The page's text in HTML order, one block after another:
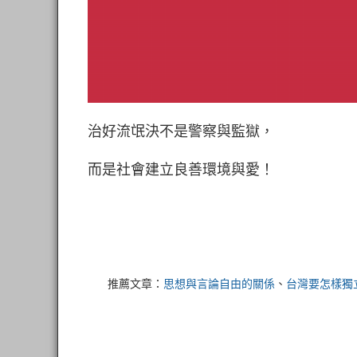
治好流氓決不是警察與監獄，
而是社會建立良善環境與愛！
推薦文章： 思想與言論自由的關係 、 台灣要怎樣獨